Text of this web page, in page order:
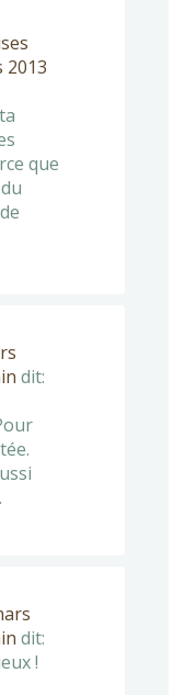
2013
que
dit:
dit:
!